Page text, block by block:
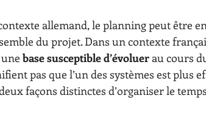
allemand, le planning peut être
du projet. Dans un contexte
base susceptible d’évoluer au cours
pas que l’un des systèmes est plus
façons distinctes d’organiser le